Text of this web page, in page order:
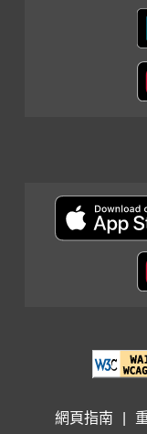
網頁指南